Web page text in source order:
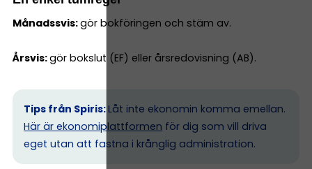
Månadssvis:gör bokföringen och stäm av.
Årsvis:gör bokslut (EF) eller årsredovisning (AB).
Tips från Spiris: Låt inte ekonomin komma emellan.
Här är ekonomiplattformen för dig som vill driva
eget utan att fastna i krånglig administration.